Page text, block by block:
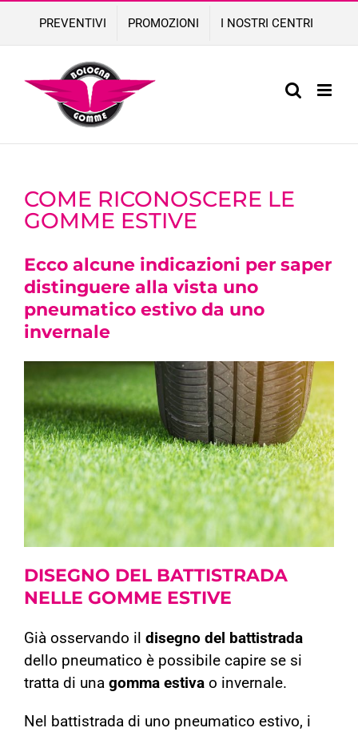
content
PREVENTIVI PROMOZIONI I NOSTRI CENTRI
COME RICONOSCERE LE
GOMME ESTIVE
Ecco alcune indicazioni per saper
distinguere alla vista uno
pneumatico estivo da uno
invernale
DISEGNO DEL BATTISTRADA
NELLE GOMME ESTIVE
Già osservando il disegno del battistrada
dello pneumatico è possibile capire se si
tratta di una gomma estiva o invernale.
Nel battistrada di uno pneumatico estivo, i